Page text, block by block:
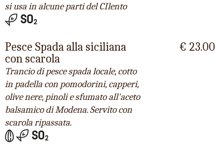
si usa in alcune parti del CIlento
Pesce Spada alla siciliana
con scarola
Trancio di pesce spada locale, cotto
in padella con pomodorini, capperi,
olive nere, pinoli e sfumato all'aceto
balsamico di Modena. Servito con
scarola ripassata.
€ 23.00